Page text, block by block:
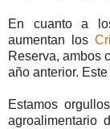
En cuanto a
aumentan los
Reserva, ambos
año anterior.
Estamos
agroalimentario